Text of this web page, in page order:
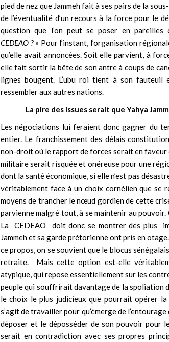
pied de nez que Jammeh fait à ses pairs de la
de l’éventualité d’un recours à la force pour le
question que l’on peut se poser en
CEDEAO ? » Pour l’instant, l’organisation
qu’elle avait annoncées. Soit elle parvient, à
elle fait sortir la bête de son antre à coups de
lignes bougent. L’ubu roi tient à son fauteuil
ressembler aux autres nations.
La pire des issues serait que Yahya
Les négociations lui feraient donc gagner du
entier. Le franchissement des délais
non-droit où le rapport de forces serait en
militaire serait risquée et onéreuse pour une
dont la santé économique, si elle n’est pas
véritablement face à un choix cornélien que
moyens de trancher le nœud gordien de cette
parvienne malgré tout, à se maintenir au
La CEDEAO doit donc se montrer des plus
Jammeh et sa garde prétorienne ont pris en
ce propos, on se souvient que le blocus
retraite. Mais cette option est-elle
atypique, qui repose essentiellement sur les
peuple qui souffrirait davantage de la spoliation
le choix le plus judicieux que pourrait opérer
s’agit de travailler pour qu’émerge de
déposer et le déposséder de son pouvoir pour
serait en contradiction avec ses propres